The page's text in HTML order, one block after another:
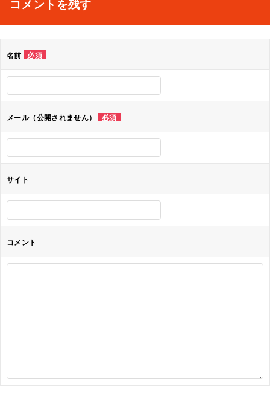
ビ
シ
ョ
ン
コメントを残す
名前 必須
メール（公開されません） 必須
サイト
コメント